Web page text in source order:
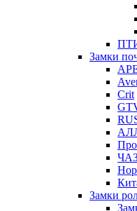
Замки
Crit
Замки